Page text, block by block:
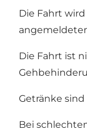
Die Fahrt
Die Fahrt ist
Getränke
Bei